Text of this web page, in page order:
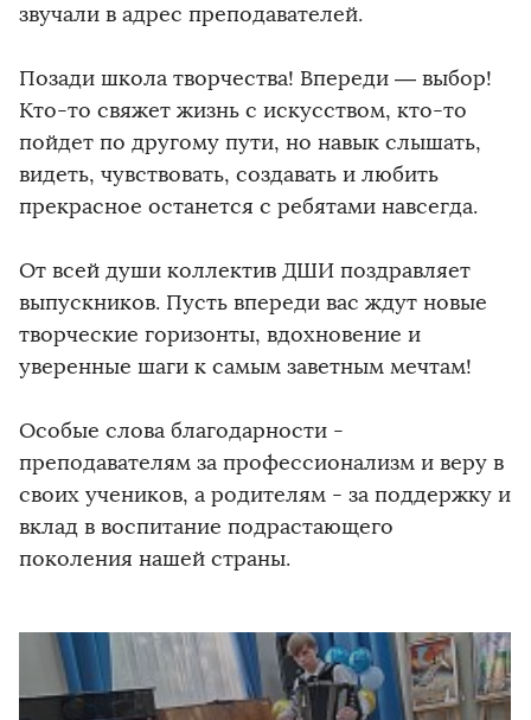
звучали в адрес преподавателей.
Позади школа творчества! Впереди — выбор!
Кто-то свяжет жизнь с искусством, кто-то
пойдет по другому пути, но навык слышать,
видеть, чувствовать, создавать и любить
прекрасное останется с ребятами навсегда.
От всей души коллектив ДШИ поздравляет
выпускников. Пусть впереди вас ждут новые
творческие горизонты, вдохновение и
уверенные шаги к самым заветным мечтам!
Особые слова благодарности -
преподавателям за профессионализм и веру в
своих учеников, а родителям - за поддержку и
вклад в воспитание подрастающего
поколения нашей страны.